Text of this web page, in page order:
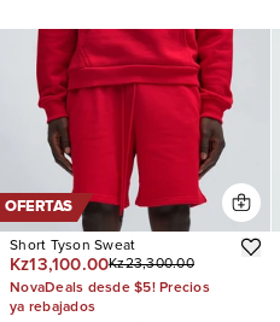
OFERTAS
Short Tyson Sweat
Kz13,100.00Kz23,300.00
NovaDeals desde $5! Precios
ya rebajados